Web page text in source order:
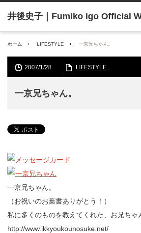
ホーム LIFESTYLE 一京兄ちゃん。
2007/1/28 LIFESTYLE
一京兄ちゃん。
一京兄ちゃん。
（お祝いのお葉書ありがとう！）
私に多くのものを教えてくれた、お兄ちゃ
http://www.ikkyoukounosuke.net/